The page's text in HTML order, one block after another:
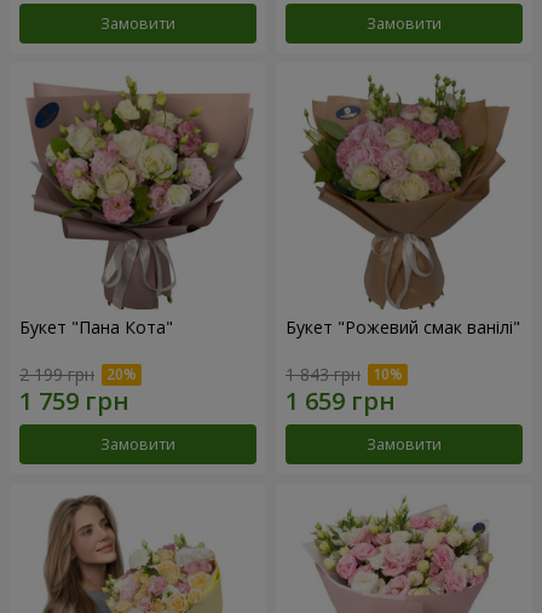
Замовити Замовити
Букет "Пана Кота"
2 199 грн
Замовити
Букет "Рожевий смак ванілі"
1 843 грн
Замовити